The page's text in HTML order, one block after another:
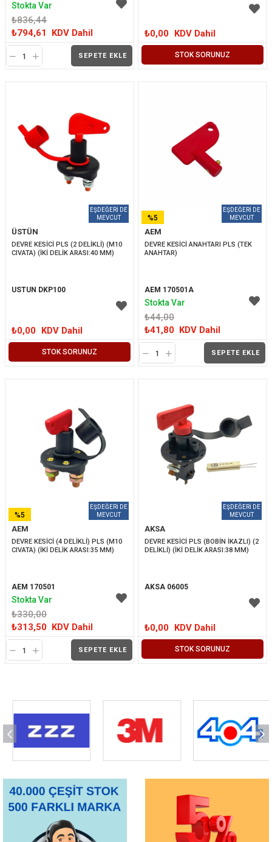
₺836,44
₺794,61
KDV Dahil
SEPETE EKLE
Stokta Var
STOK SORUNUZ
₺0,00 KDV Dahil
STOK SORUNUZ
ÜSTÜN
DEVRE KESİCİ PLS (2 DELİKLİ) (M10
CIVATA) (İKİ DELİK ARASI:40 MM)
USTUN DKP100
₺0,00 KDV Dahil
AEM
DEVRE KESİCİ ANAHTARI PLS (TEK
ANAHTAR)
AEM 170501A
₺44,00
₺41,80 KDV Dahil
SEPETE EKLE
%5
İNDIRIM
Stokta Var
AEM
DEVRE KESİCİ (4 DELİKLİ) PLS (M10
CIVATA) (İKİ DELİK ARASI:35 MM)
AEM 170501
₺330,00
₺313,50 KDV Dahil
SEPETE EKLE
%5
İNDIRIM
Stokta Var
STOK SORUNUZ
AKSA
DEVRE KESİCİ PLS (BOBİN İKAZLI) (2
DELİKLİ) (İKİ DELİK ARASI:38 MM)
AKSA 06005
₺0,00 KDV Dahil